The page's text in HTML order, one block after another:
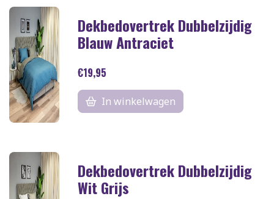
Dekbedovertrek Dubbelzijdig
Blauw Antraciet
€19,95
In winkelwagen
Dekbedovertrek Dubbelzijdig
Wit Grijs